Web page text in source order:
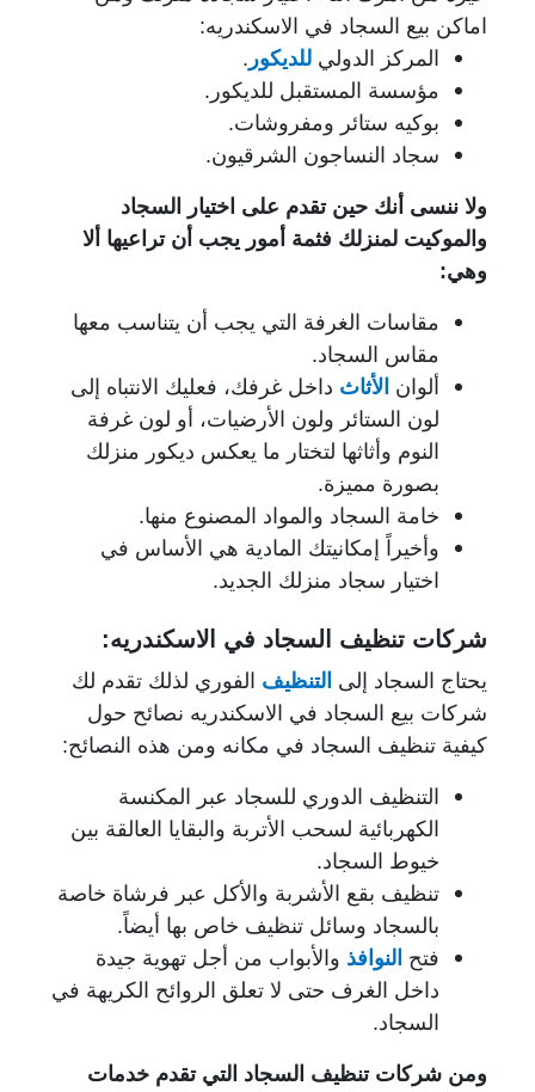
اماكن بيع السجاد في الاسكندريه:
المركز الدولي للديكور .
مؤسسة المستقبل للديكور.
بوكيه ستائر ومفروشات.
سجاد النساجون الشرقيون.
ولا ننسى أنك حين تقدم على اختيار السجاد
والموكيت لمنزلك فثمة أمور يجب أن تراعيها ألا
وهي:
مقاسات الغرفة التي يجب أن يتناسب معها
مقاس السجاد.
ألوان الأثاث داخل غرفك، فعليك الانتباه إلى
لون الستائر ولون الأرضيات، أو لون غرفة
النوم وأثاثها لتختار ما يعكس ديكور منزلك
بصورة مميزة.
خامة السجاد والمواد المصنوع منها.
وأخيراً إمكانيتك المادية هي الأساس في
اختيار سجاد منزلك الجديد.
شركات تنظيف السجاد في الاسكندريه:
يحتاج السجاد إلى التنظيف الفوري لذلك تقدم لك
شركات بيع السجاد في الاسكندريه نصائح حول
كيفية تنظيف السجاد في مكانه ومن هذه النصائح:
التنظيف الدوري للسجاد عبر المكنسة
الكهربائية لسحب الأتربة والبقايا العالقة بين
خيوط السجاد.
تنظيف بقع الأشربة والأكل عبر فرشاة خاصة
بالسجاد وسائل تنظيف خاص بها أيضاً.
فتح النوافذ والأبواب من أجل تهوية جيدة
داخل الغرف حتى لا تعلق الروائح الكريهة في
السجاد.
ومن شركات تنظيف السجاد التي تقدم خدمات